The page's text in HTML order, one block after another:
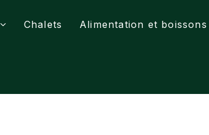
Chalets Alimentation et boissons